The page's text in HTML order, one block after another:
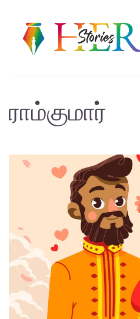
ராம்குமார்